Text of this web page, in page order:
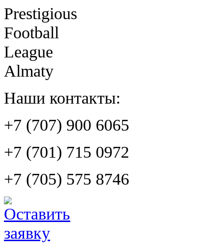
Prestigious
Football
League
Almaty
Наши контакты:
+7 (707) 900 6065
+7 (701) 715 0972
+7 (705) 575 8746